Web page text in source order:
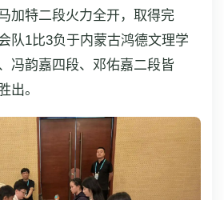
加特二段火力全开，取得完
队1比3负于内蒙古鸿德文理学
冯韵嘉四段、邓佑嘉二段皆
出。